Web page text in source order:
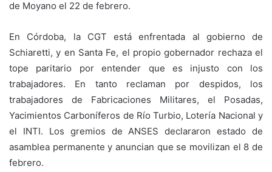
de Moyano el 22 de febrero.
En Córdoba, la CGT está enfrentada al gobierno de
Schiaretti, y en Santa Fe, el propio gobernador rechaza el
tope paritario por entender que es injusto con los
trabajadores. En tanto reclaman por despidos, los
trabajadores de Fabricaciones Militares, el Posadas,
Yacimientos Carboníferos de Río Turbio, Lotería Nacional y
el INTI. Los gremios de ANSES declararon estado de
asamblea permanente y anuncian que se movilizan el 8 de
febrero.